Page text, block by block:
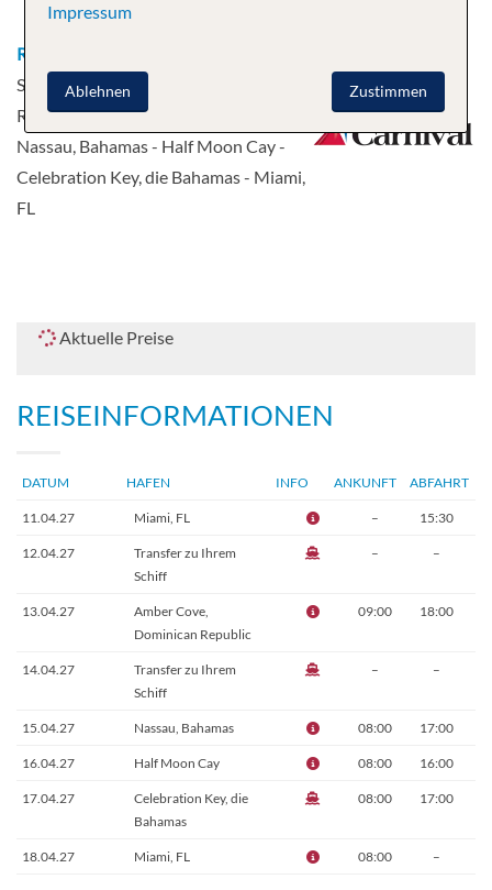
Route
Schiff - Amber Cove, Dominican
Republic - Transfer zu Ihrem Schiff -
Nassau, Bahamas - Half Moon Cay -
Celebration Key, die Bahamas - Miami,
FL
Aktuelle Preise
REISEINFORMATIONEN
DATUM HAFEN INFO ANKUNFT ABFAHRT
11.04.27 Miami, FL – 15:30
12.04.27
Transfer zu Ihrem
Schiff
– –
13.04.27
Amber Cove,
Dominican Republic
09:00 18:00
14.04.27
Transfer zu Ihrem
Schiff
– –
15.04.27 Nassau, Bahamas 08:00 17:00
16.04.27 Half Moon Cay 08:00 16:00
17.04.27
Celebration Key, die
Bahamas
08:00 17:00
18.04.27 Miami, FL 08:00 –
Impressum
Zustimmen
Ablehnen